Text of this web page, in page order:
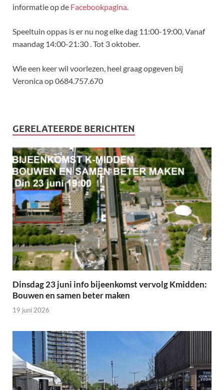
informatie op de Facebookpagina.
Speeltuin oppas is er nu nog elke dag 11:00-19:00, Vanaf
maandag 14:00-21:30 . Tot 3 oktober.
Wie een keer wil voorlezen, heel graag opgeven bij
Veronica op 0684.757.670
GERELATEERDE BERICHTEN
Dinsdag 23 juni info bijeenkomst vervolg Kmidden:
Bouwen en samen beter maken
19 juni 2026